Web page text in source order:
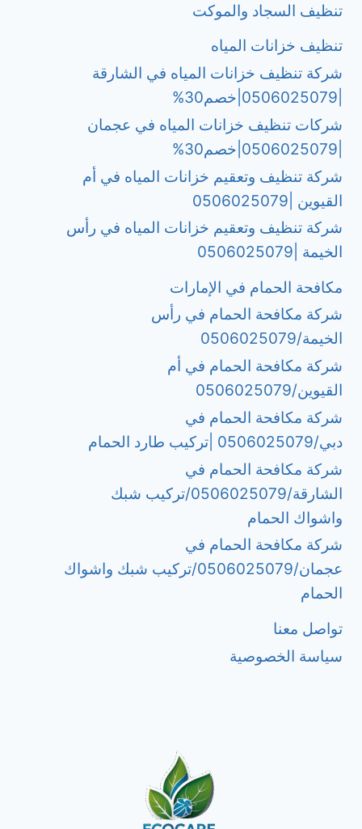
تنظيف السجاد والموكت
تنظيف خزانات المياه
شركة تنظيف خزانات المياه في الشارقة
شركات تنظيف خزانات المياه في عجمان
شركة تنظيف وتعقيم خزانات المياه في أم
القيوين |0506025079
شركة تنظيف وتعقيم خزانات المياه في رأس
الخيمة |0506025079
مكافحة الحمام في الإمارات
شركة مكافحة الحمام في رأس
الخيمة/0506025079
شركة مكافحة الحمام في أم
القيوين/0506025079
شركة مكافحة الحمام في
دبي/0506025079 |تركيب طارد الحمام
شركة مكافحة الحمام في
الشارقة/0506025079/تركيب شبك
واشواك الحمام
شركة مكافحة الحمام في
عجمان/0506025079/تركيب شبك واشواك
الحمام
تواصل معنا
سياسة الخصوصية